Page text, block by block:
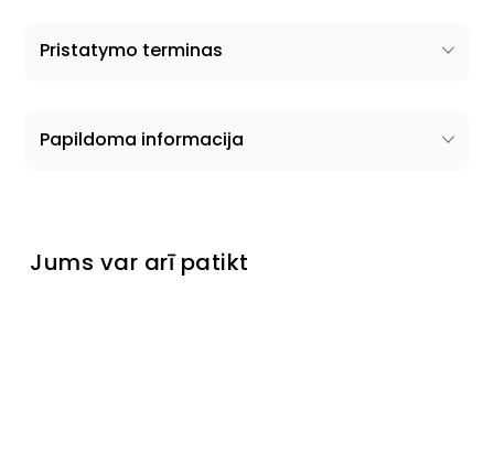
Pristatymo terminas
Papildoma informacija
Jums var arī patikt